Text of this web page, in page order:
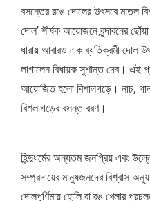
বসন্তের রঙে দোলের উৎসবে মাতল
দোল’ শীর্ষক আয়োজনে বৃন্দাবনের
ধারায় আবারও এক ব্যতিক্রমী
লাগালেন বিধায়ক সুশান্ত দেব। এই
আয়োজিত হলো বিশালগড়ে। নাচ,
বিশলাগড়ের বসন্ত বরণ।
হিন্দুধর্মের অন্যতম জনপ্রিয় এবং
সম্প্রদায়ের মানুষজনদের বিশ্বাস
দোলপূর্ণিমায় হোলি বা রঙ খেলার